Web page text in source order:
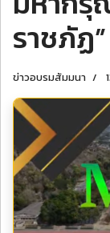
ราชภัฏ”
ข่าวอบรมสัมมนา